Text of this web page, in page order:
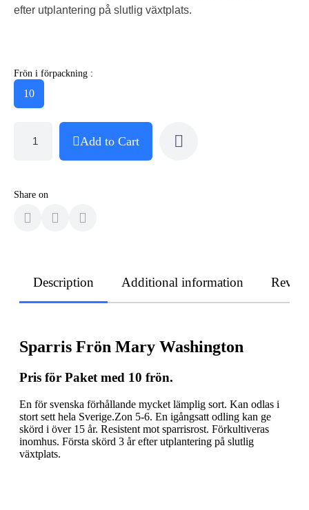
efter utplantering på slutlig växtplats.
Frön i förpackning :
10
Add to Cart
Share on
Description Additional information
Sparris Frön Mary Washington
Pris för Paket med 10 frön.
En för svenska förhållande mycket lämplig sort. Kan odlas i
stort sett hela Sverige.Zon 5-6. En igångsatt odling kan ge
skörd i över 15 år. Resistent mot sparrisrost. Förkultiveras
inomhus. Första skörd 3 år efter utplantering på slutlig
växtplats.